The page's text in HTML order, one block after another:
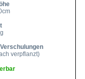
verpflanzt)